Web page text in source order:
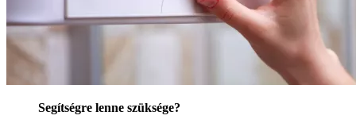
Segítségre lenne szüksége?